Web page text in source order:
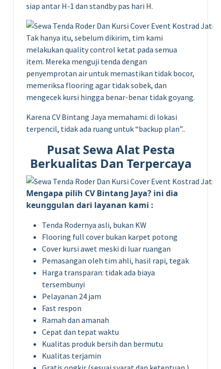
siap antar H-1 dan standby pas hari H.
Tak hanya itu, sebelum dikirim, tim kami
melakukan quality control ketat pada semua
item. Mereka menguji tenda dengan
penyemprotan air untuk memastikan tidak bocor,
memeriksa flooring agar tidak sobek, dan
mengecek kursi hingga benar-benar tidak goyang.
Karena CV Bintang Jaya memahami: di lokasi
terpencil, tidak ada ruang untuk “backup plan”..
Pusat Sewa Alat Pesta
Berkualitas Dan Terpercaya
Mengapa pilih CV Bintang Jaya? ini dia
keunggulan dari layanan kami :
Tenda Rodernya asli, bukan KW
Flooring full cover bukan karpet potong
Cover kursi awet meski di luar ruangan
Pemasangan oleh tim ahli, hasil rapi, tegak
Harga transparan: tidak ada biaya
tersembunyi
Pelayanan 24 jam
Fast respon
Ramah dan amanah
Cepat dan tepat waktu
Kualitas produk bersih dan bermutu
Kualitas terjamin